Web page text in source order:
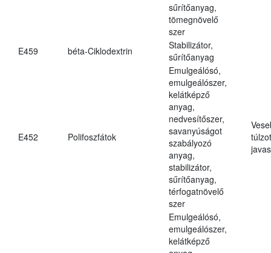
sűrítőanyag,
tömegnövelő
szer
E459
béta-Ciklodextrin
Stabilizátor,
sűrítőanyag
E452 Polifoszfátok
Emulgeálósó,
emulgeálószer,
kelátképző
anyag,
nedvesítőszer,
savanyúságot
szabályozó
anyag,
stabilizátor,
sűrítőanyag,
térfogatnövelő
szer
Emulgeálósó,
emulgeálószer,
kelátképző